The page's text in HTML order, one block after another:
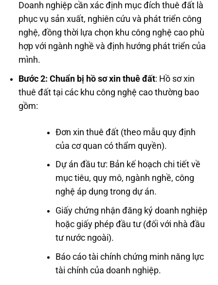
Doanh nghiệp cần xác định mục đích thuê đất là
phục vụ sản xuất, nghiên cứu và phát triển công
nghệ, đồng thời lựa chọn khu công nghệ cao phù
hợp với ngành nghề và định hướng phát triển của
mình.
Bước 2: Chuẩn bị hồ sơ xin thuê đất: Hồ sơ xin
thuê đất tại các khu công nghệ cao thường bao
gồm:
Đơn xin thuê đất (theo mẫu quy định
của cơ quan có thẩm quyền).
Dự án đầu tư: Bản kế hoạch chi tiết về
mục tiêu, quy mô, ngành nghề, công
nghệ áp dụng trong dự án.
Giấy chứng nhận đăng ký doanh nghiệp
hoặc giấy phép đầu tư (đối với nhà đầu
tư nước ngoài).
Báo cáo tài chính chứng minh năng lực
tài chính của doanh nghiệp.